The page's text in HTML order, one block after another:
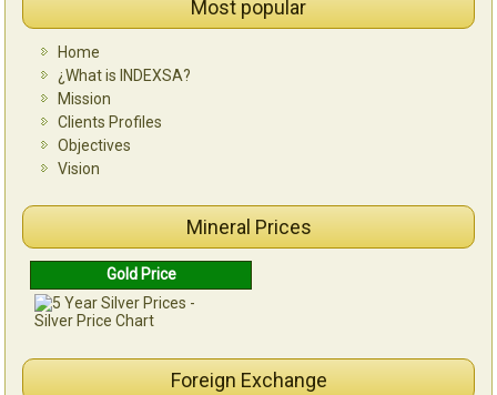
Most popular
Home
¿What is INDEXSA?
Mission
Clients Profiles
Objectives
Vision
Mineral Prices
Gold Price
Foreign Exchange